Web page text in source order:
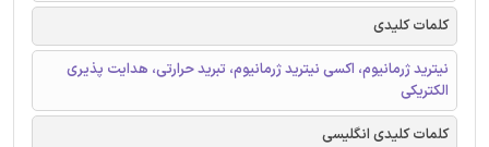
کلمات کلیدی
نیترید ژرمانیوم، اکسی نیترید ژرمانیوم، تبرید حرارتی، هدایت پذیری
الکتریکی
کلمات کلیدی انگلیسی